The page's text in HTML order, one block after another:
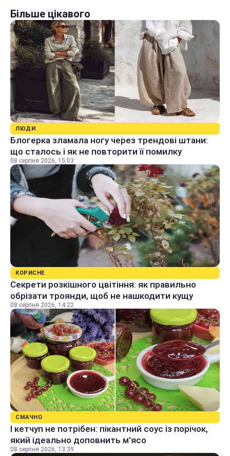
Більше цікавого
ЛЮДИ
Блогерка зламала ногу через трендові штани:
що сталось і як не повторити її помилку
08 серпня 2026, 15:03
КОРИСНЕ
Секрети розкішного цвітіння: як правильно
обрізати троянди, щоб не нашкодити кущу
08 серпня 2026, 14:22
СМАЧНО
І кетчуп не потрібен: пікантний соус із порічок,
який ідеально доповнить м'ясо
08 серпня 2026, 13:39